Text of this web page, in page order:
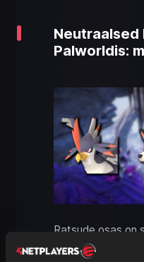
Neutraalsed
Palworldis:
Ratsude osas on
palju valikut.